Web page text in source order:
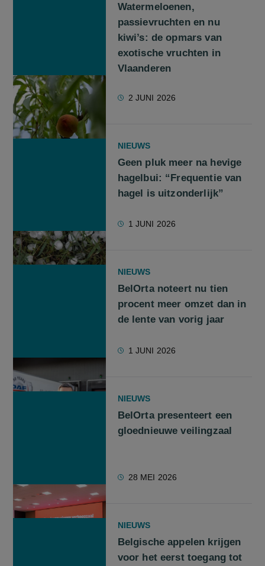
Watermeloenen,
passievruchten en nu
kiwi’s: de opmars van
exotische vruchten in
Vlaanderen
2 JUNI 2026
NIEUWS
Geen pluk meer na hevige
hagelbui: “Frequentie van
hagel is uitzonderlijk”
1 JUNI 2026
NIEUWS
BelOrta noteert nu tien
procent meer omzet dan in
de lente van vorig jaar
1 JUNI 2026
NIEUWS
BelOrta presenteert een
gloednieuwe veilingzaal
28 MEI 2026
NIEUWS
Belgische appelen krijgen
voor het eerst toegang tot